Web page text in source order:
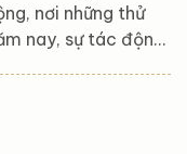
nơi những thử
nay, sự tác động
để vượt qua khó